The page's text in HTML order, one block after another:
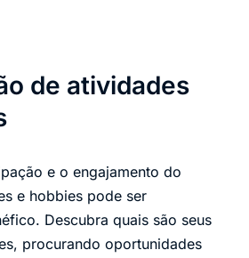
de atividades
e o engajamento do
e hobbies pode ser
Descubra quais são seus
procurando oportunidades